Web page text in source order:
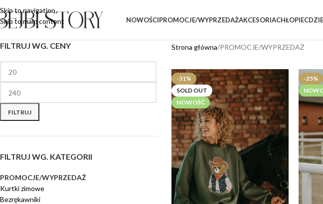
Skip to navigation
Skip to main content
NOWOŚCIPROMOCJE/WYPRZEDAŻAKCESORIACHŁOPIEC
FILTRUJ WG. CENY
FILTRUJ
FILTRUJ WG. KATEGORII
PROMOCJE/WYPRZEDAŻ
Kurtki zimowe
Bezrękawniki
Strona główna PROMOCJE/WYPRZEDAŻ
-31%
SOLD OUT
NOWOŚĆ
-25%